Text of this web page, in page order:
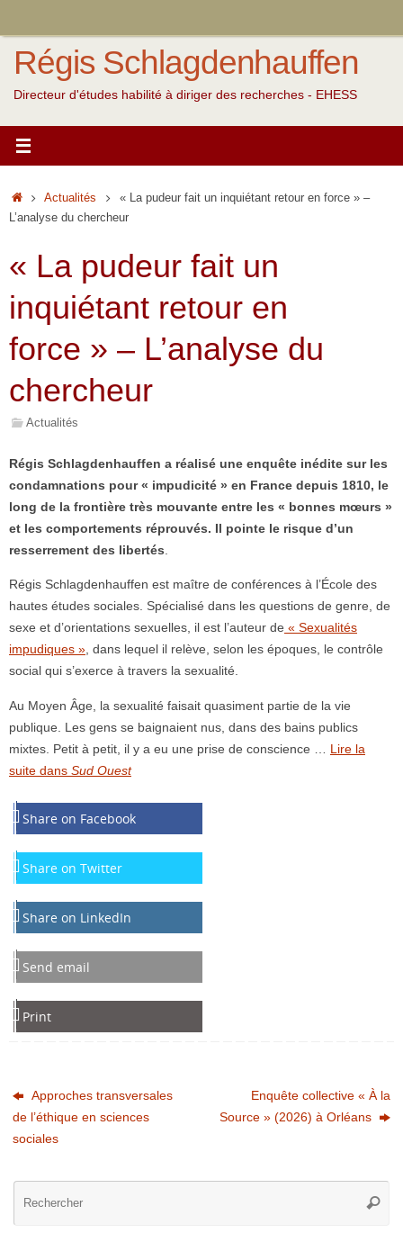
contenu
Régis Schlagdenhauffen
Directeur d'études habilité à diriger des recherches - EHESS
Accueil
Actualités
« La pudeur fait un inquiétant retour en force » –
L’analyse du chercheur
« La pudeur fait un
inquiétant retour en
force » – L’analyse du
chercheur
Actualités
Régis Schlagdenhauffen a réalisé une enquête inédite sur les
condamnations pour « impudicité » en France depuis 1810, le
long de la frontière très mouvante entre les « bonnes mœurs »
et les comportements réprouvés. Il pointe le risque d’un
resserrement des libertés
Régis Schlagdenhauffen est maître de conférences à l’École des
hautes études sociales. Spécialisé dans les questions de genre, de
sexe et d’orientations sexuelles, il est l’auteur de « Sexualités
impudiques », dans lequel il relève, selon les époques, le contrôle
social qui s’exerce à travers la sexualité.
Au Moyen Âge, la sexualité faisait quasiment partie de la vie
publique. Les gens se baignaient nus, dans des bains publics
mixtes. Petit à petit, il y a eu une prise de conscience … Lire la
suite dans Sud Ouest
Share on Facebook
Share on Twitter
Share on LinkedIn
Send email
Print
Approches transversales
de l’éthique en sciences
sociales
Enquête collective « À la
Source » (2026) à Orléans